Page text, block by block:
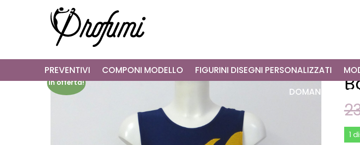
PREVENTIVI COMPONI MODELLO FIGURINI DISEGNI PERSONALIZZATI
DOMANDE
In offerta!
1